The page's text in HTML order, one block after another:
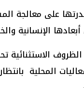
على معالجة
الإنسانية
المحلية